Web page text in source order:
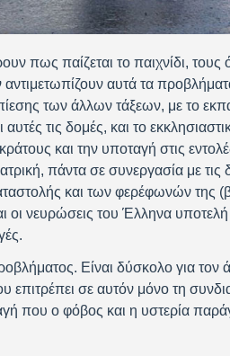
πως παίζεται το παιχνίδι, τους
αντιμετωπίζουν αυτά τα
των άλλων τάξεων, με το
τις δομές, και το
και την υποταγή στις
πάντα σε συνεργασία με τις
και των φερέφωνών της
νευρώσεις του Έλληνα υποτελή
Είναι δύσκολο για τον
επιτρέπει σε αυτόν μόνο τη
που ο φόβος και η υστερία